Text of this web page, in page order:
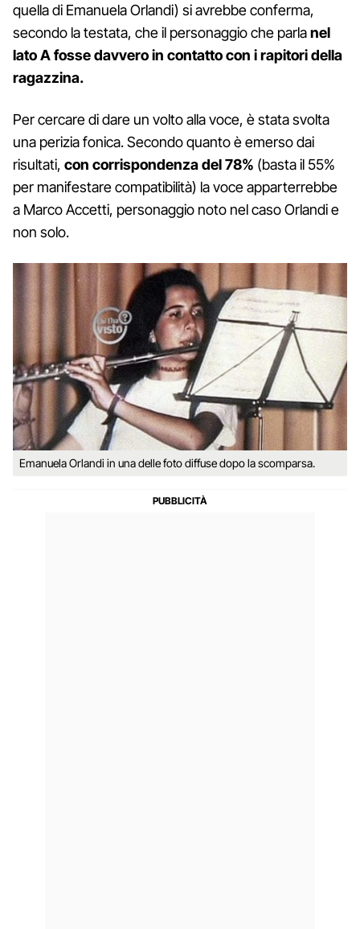
quella di Emanuela Orlandi) si avrebbe conferma,
secondo la testata, che il personaggio che parlanel
lato A fosse davvero in contatto con i rapitori della
ragazzina.
Per cercare di dare un volto alla voce, è stata svolta
una perizia fonica. Secondo quanto è emerso dai
risultati, con corrispondenza del 78% (basta il 55%
per manifestare compatibilità) la voce apparterrebbe
a Marco Accetti, personaggio noto nel caso Orlandi e
non solo.
Emanuela Orlandi in una delle foto diffuse dopo la scomparsa.